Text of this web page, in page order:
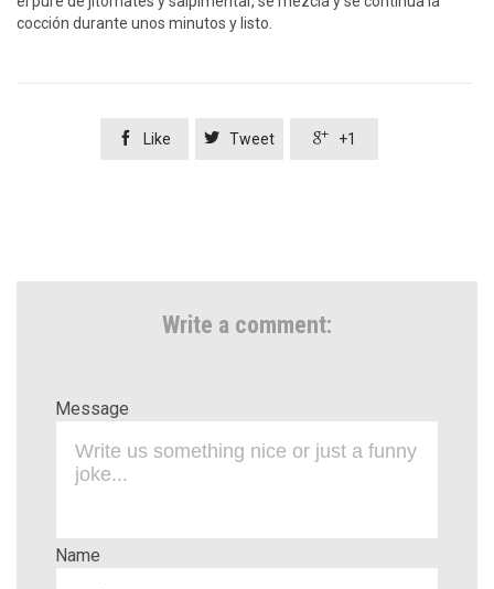
cocción durante unos minutos y listo.
 Like  Tweet  +1
Write a comment:
Message
Name